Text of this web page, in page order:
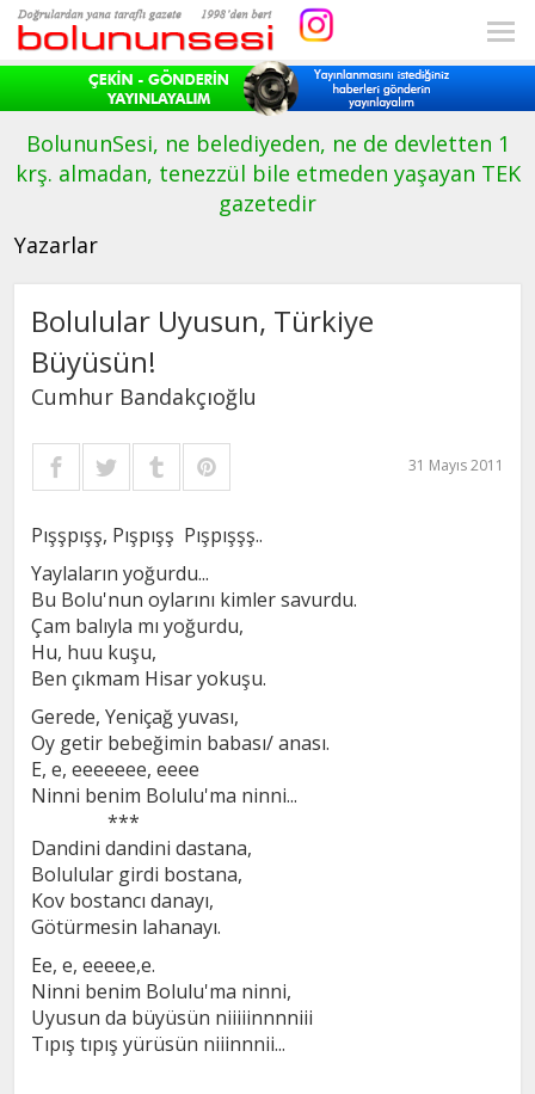
BolununSesi, ne belediyeden, ne de devletten 1
krş. almadan, tenezzül bile etmeden yaşayan TEK
gazetedir
Yazarlar
Bolulular Uyusun, Türkiye
Büyüsün!
Cumhur Bandakçıoğlu
31 Mayıs 2011
Pışşpışş, Pışpışş Pışpışşş..
Yaylaların yoğurdu...
Bu Bolu'nun oylarını kimler savurdu.
Çam balıyla mı yoğurdu,
Hu, huu kuşu,
Ben çıkmam Hisar yokuşu.
Gerede, Yeniçağ yuvası,
Oy getir bebeğimin babası/ anası.
E, e, eeeeeee, eeee
Ninni benim Bolulu'ma ninni...
***
Dandini dandini dastana,
Bolulular girdi bostana,
Kov bostancı danayı,
Götürmesin lahanayı.
Ee, e, eeeee,e.
Ninni benim Bolulu'ma ninni,
Uyusun da büyüsün niiiiinnnniii
Tıpış tıpış yürüsün niiinnnii...